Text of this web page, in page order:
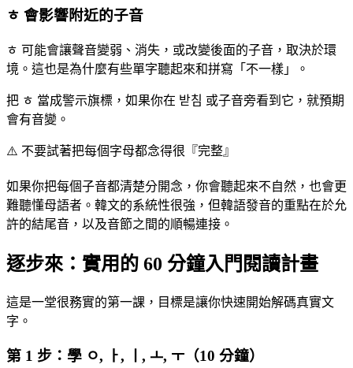
ㅎ 會影響附近的子音
ㅎ 可能會讓聲音變弱、消失，或改變後面的子音，取決於環
境。這也是為什麼有些單字聽起來和拼寫「不一樣」。
把 ㅎ 當成警示旗標，如果你在 받침 或子音旁看到它，就預期
會有音變。
⚠️ 不要試著把每個字母都念得很『完整』
如果你把每個子音都清楚分開念，你會聽起來不自然，也會更
難聽懂母語者。韓文的系統性很強，但韓語發音的重點在於允
許的結尾音，以及音節之間的順暢連接。
逐步來：實用的 60 分鐘入門閱讀計畫
這是一堂很務實的第一課，目標是讓你快速開始解碼真實文
字。
第 1 步：學 ㅇ, ㅏ, ㅣ, ㅗ, ㅜ（10 分鐘）